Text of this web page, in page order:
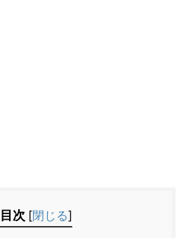
目次 [閉じる]